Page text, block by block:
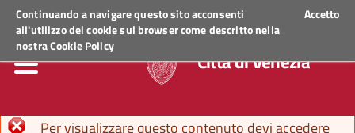
Continuando a navigare questo sito acconsenti
all'utilizzo dei cookie sul browser come descritto nella
nostraCookie Policy
Accetto
Regione Veneto ACCEDI AI SERVIZI
Città di Venezia
Per visualizzare questo contenuto devi accedere